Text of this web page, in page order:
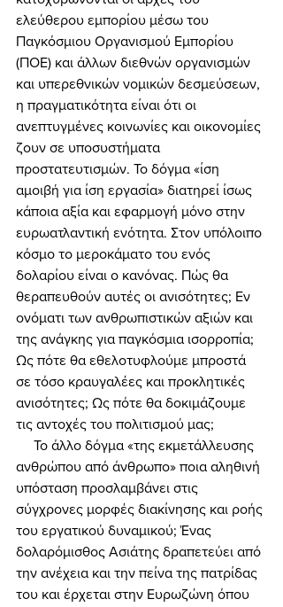
ελεύθερου εμπορίου μέσω του
Παγκόσμιου Οργανισμού Εμπορίου
(ΠΟΕ) και άλλων διεθνών οργανισμών
και υπερεθνικών νομικών δεσμεύσεων,
η πραγματικότητα είναι ότι οι
ανεπτυγμένες κοινωνίες και οικονομίες
ζουν σε υποσυστήματα
προστατευτισμών. Το δόγμα «ίση
αμοιβή για ίση εργασία» διατηρεί ίσως
κάποια αξία και εφαρμογή μόνο στην
ευρωατλαντική ενότητα. Στον υπόλοιπο
κόσμο το μεροκάματο του ενός
δολαρίου είναι ο κανόνας. Πώς θα
θεραπευθούν αυτές οι ανισότητες; Εν
ονόματι των ανθρωπιστικών αξιών και
της ανάγκης για παγκόσμια ισορροπία;
Ως πότε θα εθελοτυφλούμε μπροστά
σε τόσο κραυγαλέες και προκλητικές
ανισότητες; Ως πότε θα δοκιμάζουμε
τις αντοχές του πολιτισμού μας;
ανθρώπου από άνθρωπο» ποια αληθινή
υπόσταση προσλαμβάνει στις
σύγχρονες μορφές διακίνησης και ροής
του εργατικού δυναμικού; Ένας
δολαρόμισθος Ασιάτης δραπετεύει από
την ανέχεια και την πείνα της πατρίδας
του και έρχεται στην Ευρωζώνη όπου